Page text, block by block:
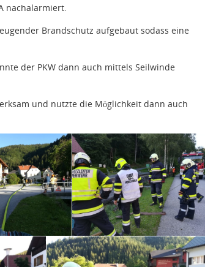
nachalarmiert.
Brandschutz aufgebaut sodass eine
der PKW dann auch mittels Seilwinde
und nutzte die Möglichkeit dann auch